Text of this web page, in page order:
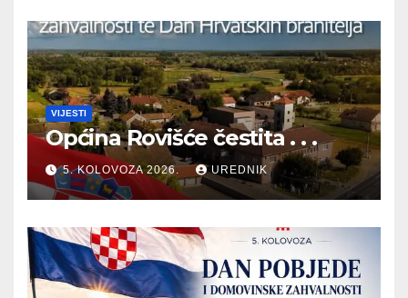
VIJESTI
Općina Rovišće čestita . . .
5. KOLOVOZA 2026. UREDNIK